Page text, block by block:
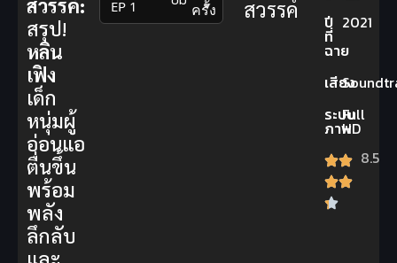
▼
ครั้ง
สวรรค์
ปี
ที่
ฉาย
2021
เสียง
ระบบ
ภาพ
Full
HD
8.5
สวรรค์:
สรุป!
หลิน
เฟิง
เด็ก
หนุ่มผู้
อ่อนแอ
ตื่นขึ้น
พร้อม
พลัง
ลึกลับ